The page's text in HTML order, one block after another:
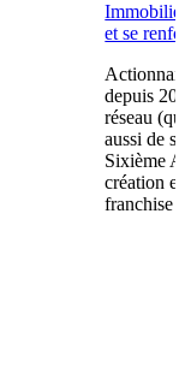
et se
depuis
réseau
aussi de
Sixième
création
franchise